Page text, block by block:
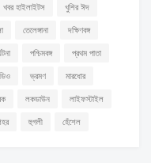
খবর হাইলাইটস
খুশির ঈদ
তেলেঙ্গানা
দক্ষিণবঙ্গ
পশ্চিমবঙ্গ
প্রথম পাতা
ভ্রমণ
মারধোর
লকডাউন
লাইফস্টাইল
হুগলী হেঁশেল